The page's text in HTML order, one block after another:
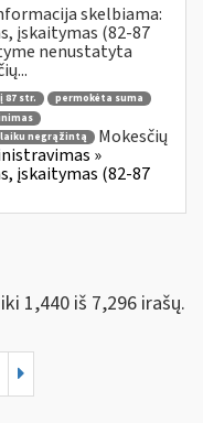
skelbiama:
įskaitymas (82-87
nenustatyta
87 str.
permokėta suma
negrąžintą
Mokesčių
»
įskaitymas (82-87
1,440 iš 7,296 irašų.